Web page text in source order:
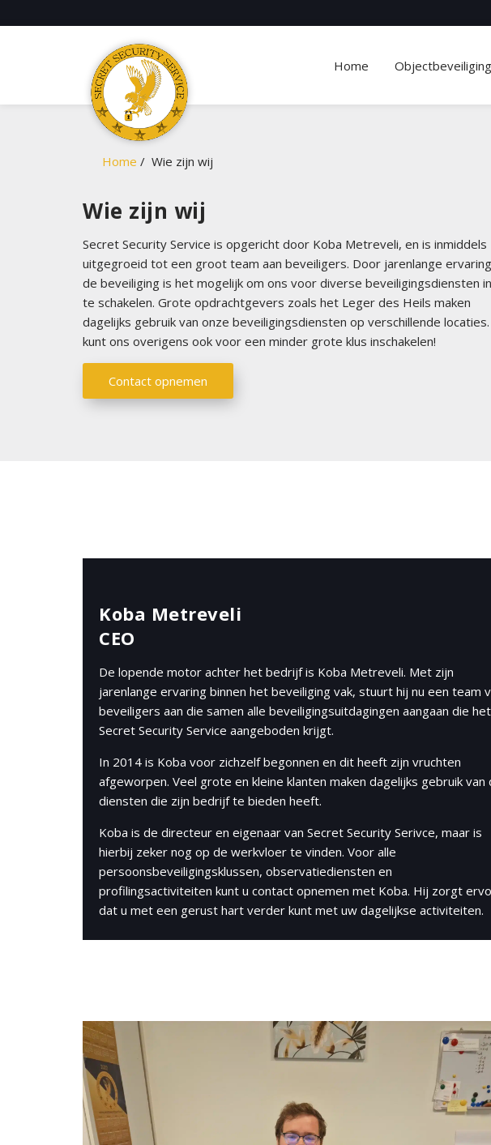
Home Objectbeveiliging
Home Wie zijn wij
Wie zijn wij
Secret Security Service is opgericht door Koba Metreveli, en is inmiddels
uitgegroeid tot een groot team aan beveiligers. Door jarenlange
de beveiliging is het mogelijk om ons voor diverse beveiligingsdiensten in
te schakelen. Grote opdrachtgevers zoals het Leger des Heils maken
dagelijks gebruik van onze beveiligingsdiensten op verschillende locaties.
kunt ons overigens ook voor een minder grote klus inschakelen!
Contact opnemen
Koba Metreveli
CEO
De lopende motor achter het bedrijf is Koba Metreveli. Met zijn
jarenlange ervaring binnen het beveiliging vak, stuurt hij nu een team
beveiligers aan die samen alle beveiligingsuitdagingen aangaan die het
Secret Security Service aangeboden krijgt.
In 2014 is Koba voor zichzelf begonnen en dit heeft zijn vruchten
afgeworpen. Veel grote en kleine klanten maken dagelijks gebruik van
diensten die zijn bedrijf te bieden heeft.
Koba is de directeur en eigenaar van Secret Security Serivce, maar is
hierbij zeker nog op de werkvloer te vinden. Voor alle
persoonsbeveiligingsklussen, observatiediensten en
profilingsactiviteiten kunt u contact opnemen met Koba. Hij zorgt
dat u met een gerust hart verder kunt met uw dagelijkse activiteiten.